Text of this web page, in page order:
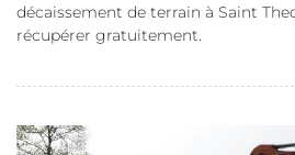
décaissement de terrain à Saint
récupérer gratuitement.